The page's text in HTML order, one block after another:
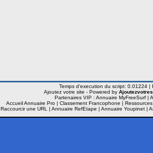
Ajoutez votre site - Powered by
Partenaires VIP : Annuaire MyFreeSurf|
Accueil Annuaire Pro| Classement Francophone |
Raccourcir une URL
| Annuaire RefEtape | Annuaire Youpinet |